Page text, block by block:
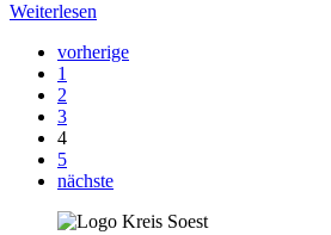
Weiterlesen
vorherige
1
2
3
4
5
nächste